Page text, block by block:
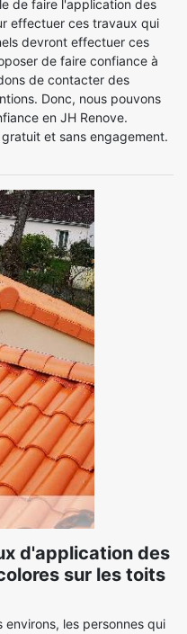
de faire l'application des
effectuer ces travaux qui
devront effectuer ces
de faire confiance à
de contacter des
Donc, nous pouvons
en JH Renove.
et sans engagement.
d'application des
sur les toits
environs, les personnes qui